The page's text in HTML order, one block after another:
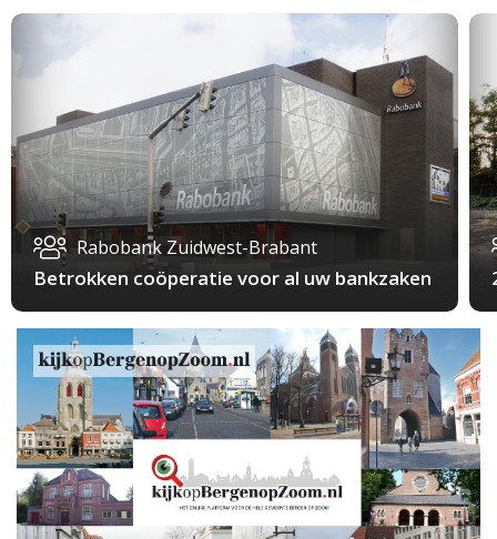
Rabobank Zuidwest-Brabant
Betrokken coöperatie voor al uw bankzaken